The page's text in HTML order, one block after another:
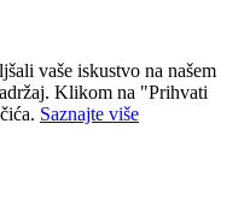
vaše iskustvo na našem
Klikom na "Prihvati
Saznajte više